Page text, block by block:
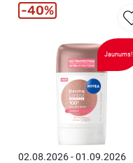
Jaunums!
02.08.2026 - 01.09.2026
40%